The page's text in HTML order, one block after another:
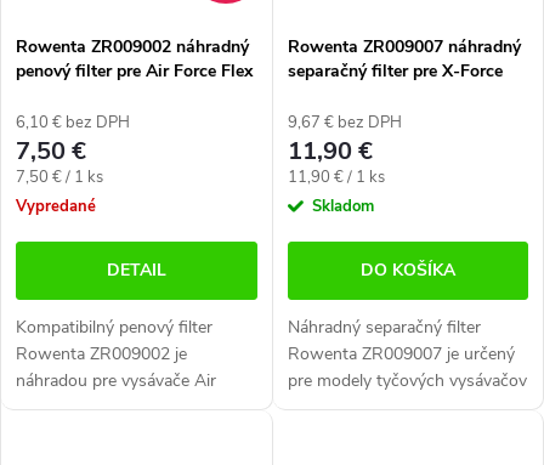
Rowenta ZR009002 náhradný
penový filter pre Air Force Flex
6,10 € bez DPH
7,50 €
Jednotková
cena:
7,50 € / 1 ks
Vypredané
DETAIL
Kompatibilný penový filter
Rowenta ZR009002 je
náhradou pre vysávače Air
Force Flex 560 a ďalšie modely.
Rowenta ZR009007 náhradný
separačný filter pre X-Force
15.60 RH99xx
9,67 € bez DPH
11,90 €
Jednotková
cena:
11,90 € / 1 ks
Skladom
DO KOŠÍKA
Náhradný separačný filter
Rowenta ZR009007 je určený
pre modely tyčových vysávačov
X-Force Flex 11.60 a 12.60